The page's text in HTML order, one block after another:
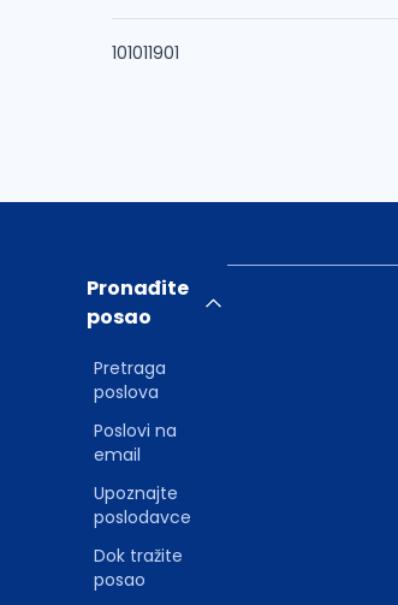
101011901
Pronađite
posao
Pretraga
poslova
Poslovi na
email
Upoznajte
poslodavce
Dok tražite
posao